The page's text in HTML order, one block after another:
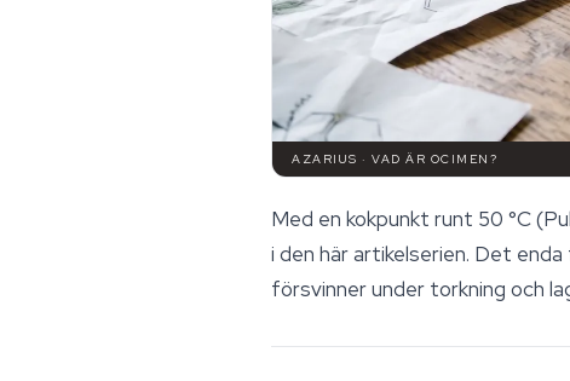
AZARIUS · VAD ÄR OCIMEN?
Med en kokpunkt runt 50 °C
i den här artikelserien. Det
försvinner under torkning och